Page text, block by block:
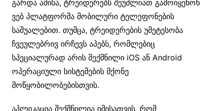
გარდა ამისა, ტრეიდერებს შეუძლიათ გამოიყენონ
ვებ პლატფორმა მობილური ტელეფონების
საშუალებით. თუმცა, ტრეიდერების უმეტესობა
ჩვეულებრივ ირჩევს აპებს, რომლებიც
სპეციალურად არის შექმნილი iOS ან Android
ოპერაციული სისტემების მქონე
მოწყობილობებისთვის.
აპლიკაცია შექმნილია იმისათვის, რომ